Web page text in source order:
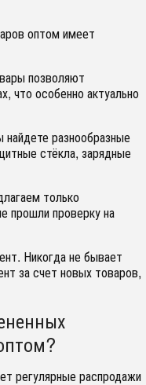
оптом имеет
позволяют
что особенно актуально
разнообразные
стёкла, зарядные
только
прошли проверку на
Никогда не бывает
за счет новых товаров,
регулярные распродажи